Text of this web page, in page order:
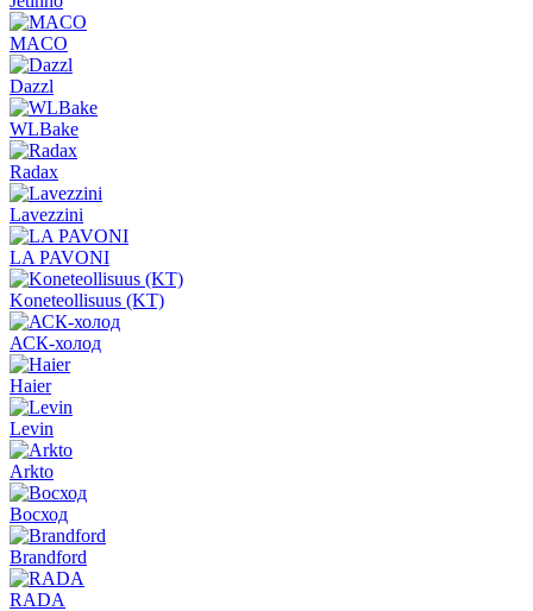
MACO
Dazzl
WLBake
Radax
Lavezzini
LA PAVONI
Koneteollisuus (KT)
АСК-холод
Haier
Levin
Arkto
Восход
Brandford
RADA